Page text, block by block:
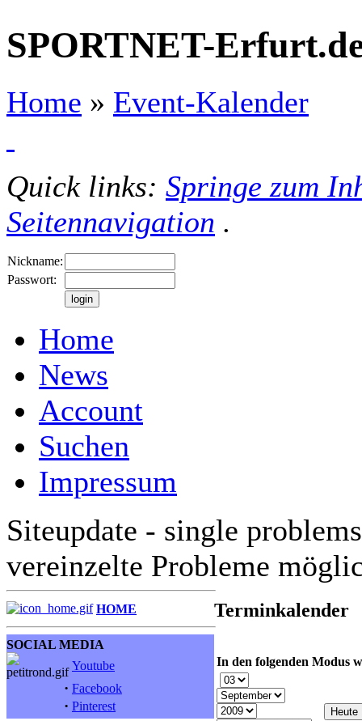
SPORTNET-
Home » Event-Kalender
Quick links: Springe zum
Seitennavigation .
Nickname:
Passwort:
Home
News
Account
Suchen
Impressum
Siteupdate - single
vereinzelte Probleme
HOME
SOCIAL MEDIA
Youtube
· Facebook
· Pinterest
Terminkalender
In den folgenden Modus